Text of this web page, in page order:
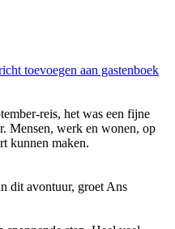
toevoegen aan gastenboek
reis, het was een fijne
Mensen, werk en wonen, op
kunnen maken.
dit avontuur, groet Ans